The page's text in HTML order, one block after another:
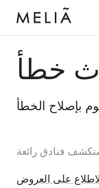
خطأ
فنادق رائعة
على العروض